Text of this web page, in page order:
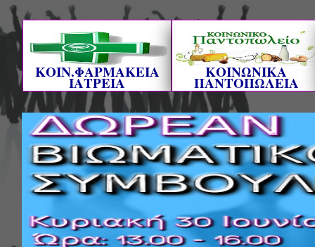
ΚΟΙΝ.ΦΑΡΜΑΚΕΙΑ
ΙΑΤΡΕΙΑ
ΚΟΙΝΩΝΙΚΑ
ΠΑΝΤΟΠΩΛΕΙΑ